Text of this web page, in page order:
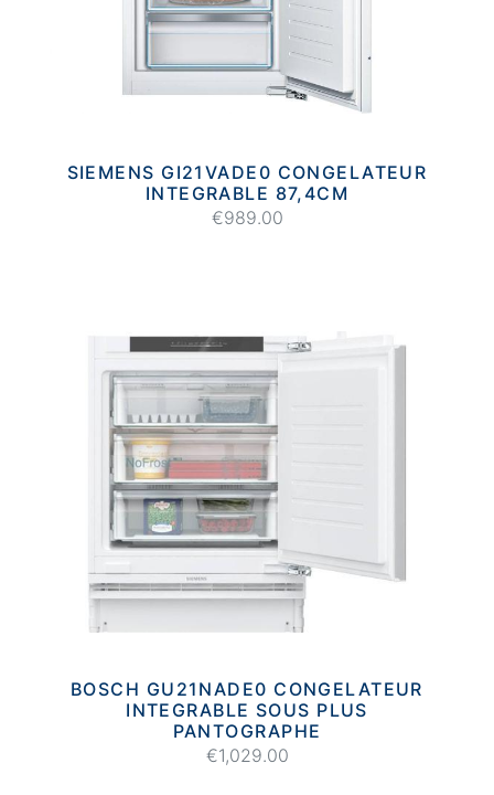
SIEMENS GI21VADE0 CONGELATEUR
INTEGRABLE 87,4CM
€989.00
BOSCH GU21NADE0 CONGELATEUR
INTEGRABLE SOUS PLUS
PANTOGRAPHE
€1,029.00